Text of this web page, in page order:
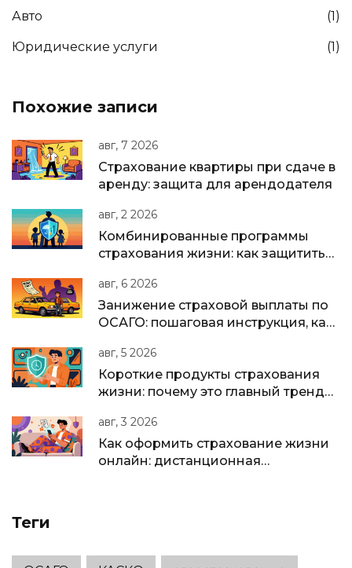
Авто (1)
Юридические услуги (1)
Похожие записи
авг, 7 2026
Страхование квартиры при сдаче в
аренду: защита для арендодателя
авг, 2 2026
Комбинированные программы
страхования жизни: как защитить
полисе
авг, 6 2026
Занижение страховой выплаты по
ОСАГО: пошаговая инструкция, как
авг, 5 2026
Короткие продукты страхования
жизни: почему это главный тренд
авг, 3 2026
Как оформить страхование жизни
онлайн: дистанционная
Теги